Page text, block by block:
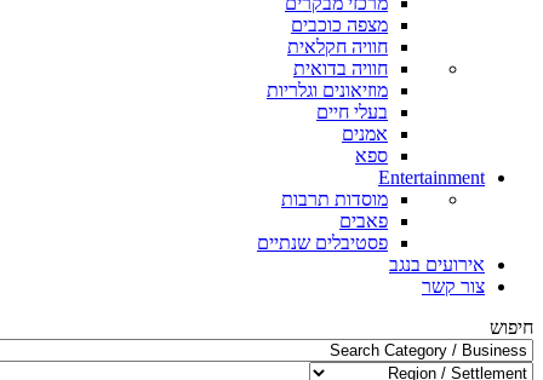
מצפה כוכבים
חוויה חקלאית
חוויה בדואית
מוזיאונים וגלריות
בעלי חיים
אמנים
ספא
Entertainment
מוסדות תרבות
פאבים
פסטיבלים שנתיים
אירועים בנגב
צור קשר
חיפוש